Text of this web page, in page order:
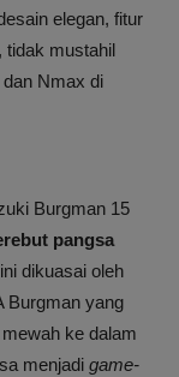
elegan, fitur
tidak mustahil
Nmax di
Burgman 15
pangsa
dikuasai oleh
Burgman yang
ke dalam
menjadi game-